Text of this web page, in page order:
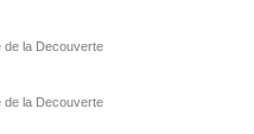
de la Decouverte
de la Decouverte